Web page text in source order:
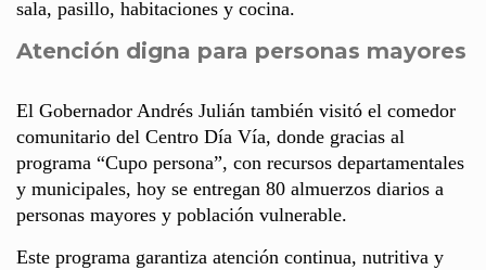
sala, pasillo, habitaciones y cocina.
Atención digna para personas mayores
El Gobernador Andrés Julián también visitó el comedor
comunitario del Centro Día Vía, donde gracias al
programa “Cupo persona”, con recursos departamentales
y municipales, hoy se entregan 80 almuerzos diarios a
personas mayores y población vulnerable.
Este programa garantiza atención continua, nutritiva y